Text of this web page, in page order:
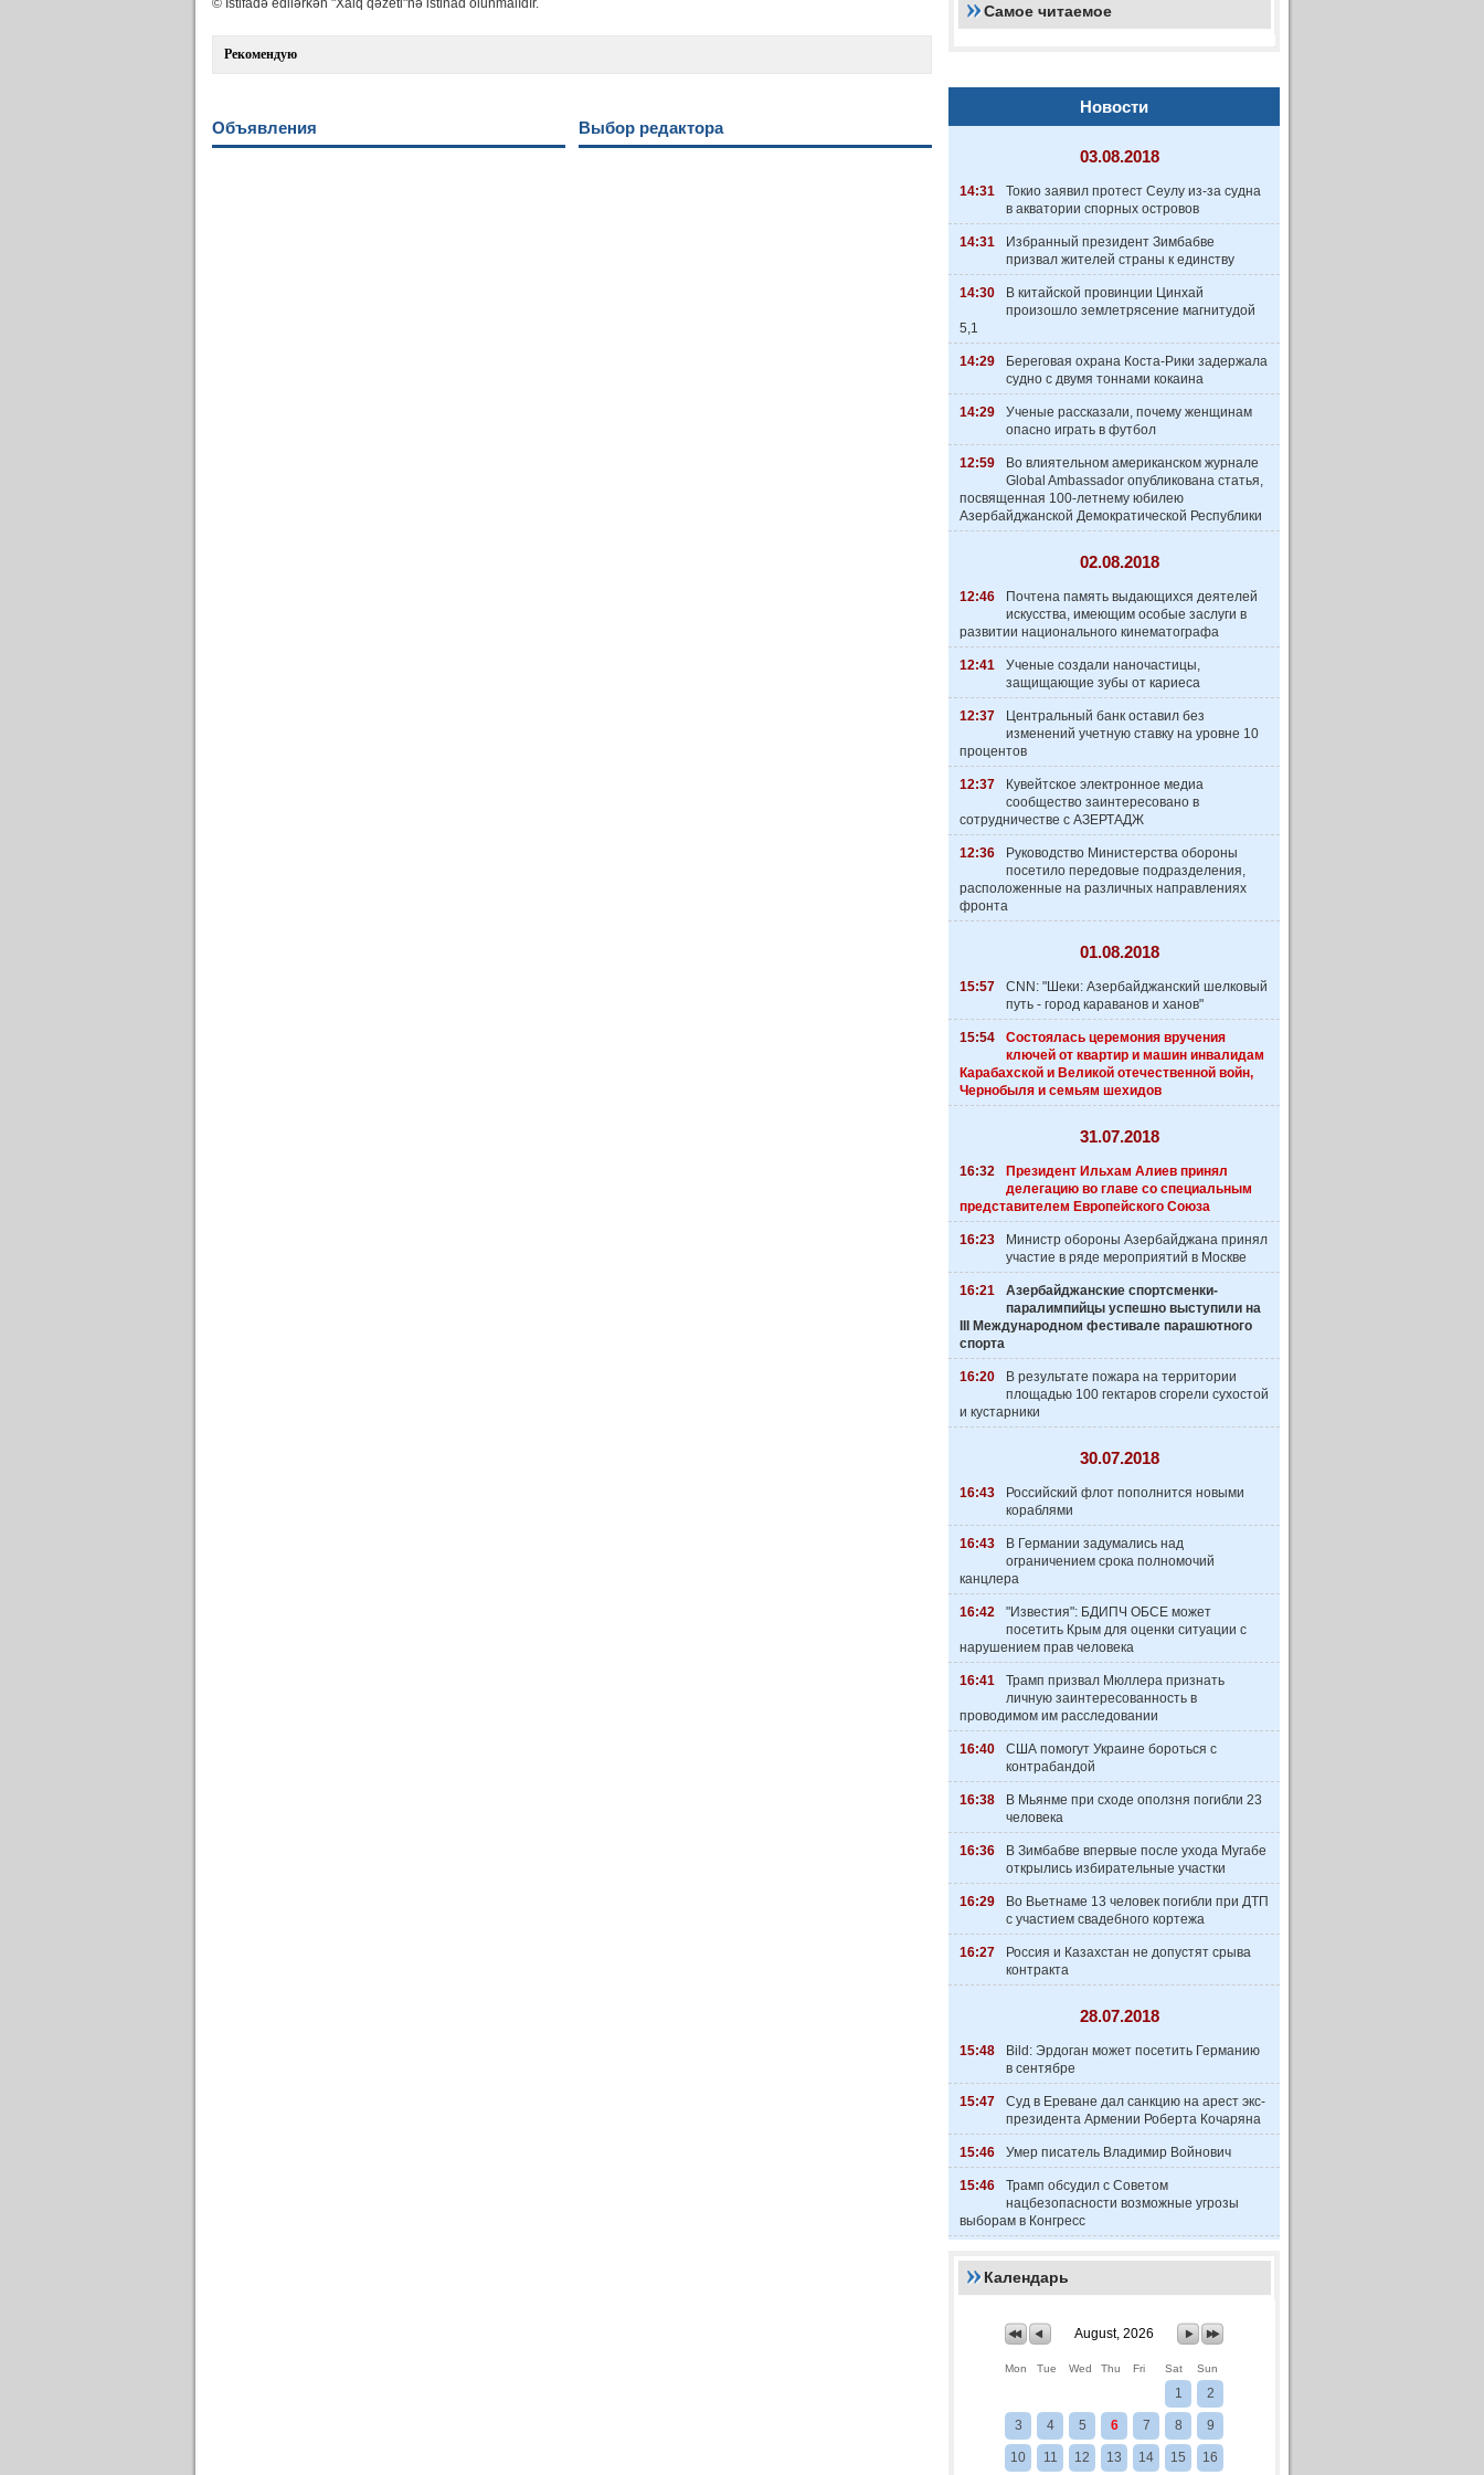
© İstifadə edilərkən "Xalq qəzeti"nə istinad olunmalıdır.
Рекомендую
Объявления Выбор редактора
Самое читаемое
Новости
03.08.2018
14:31
Токио заявил протест Сеулу из-за судна
в акватории спорных островов
14:31
Избранный президент Зимбабве
призвал жителей страны к единству
14:30
В китайской провинции Цинхай
произошло землетрясение магнитудой
5,1
14:29
Береговая охрана Коста-Рики задержала
судно с двумя тоннами кокаина
14:29
Ученые рассказали, почему женщинам
опасно играть в футбол
12:59
Во влиятельном американском журнале
Global Ambassador опубликована статья,
посвященная 100-летнему юбилею
Азербайджанской Демократической Республики
02.08.2018
12:46
Почтена память выдающихся деятелей
искусства, имеющим особые заслуги в
развитии национального кинематографа
12:41
Ученые создали наночастицы,
защищающие зубы от кариеса
12:37
Центральный банк оставил без
изменений учетную ставку на уровне 10
процентов
12:37
Кувейтское электронное медиа
сообщество заинтеpесовано в
сотрудничестве с АЗЕРТАДЖ
12:36
Руководство Министерства обороны
посетило передовые подразделения,
расположенные на различных направлениях
фронта
01.08.2018
15:57
CNN: "Шеки: Азербайджанский шелковый
путь - город караванов и ханов"
15:54
Состоялась церемония вручения
ключей от квартир и машин инвалидам
Карабахской и Великой отечественной войн,
Чернобыля и семьям шехидов
31.07.2018
16:32
Президент Ильхам Алиев принял
делегацию во главе со специальным
представителем Европейского Союза
16:23
Министр обороны Азербайджана принял
участие в ряде мероприятий в Москве
16:21
Азербайджанские спортсменки-
паралимпийцы успешно выступили на
III Международном фестивале парашютного
спорта
16:20
В результате пожара на территории
площадью 100 гектаров сгорели сухостой
и кустарники
30.07.2018
16:43
Российский флот пополнится новыми
кораблями
16:43
В Германии задумались над
ограничением срока полномочий
канцлера
16:42
"Известия": БДИПЧ ОБСЕ может
посетить Крым для оценки ситуации с
нарушением прав человека
16:41
Трамп призвал Мюллера признать
личную заинтересованность в
проводимом им расследовании
16:40
США помогут Украине бороться с
контрабандой
16:38
В Мьянме при сходе оползня погибли 23
человека
16:36
В Зимбабве впервые после ухода Мугабе
открылись избирательные участки
16:29
Во Вьетнаме 13 человек погибли при ДТП
с участием свадебного кортежа
16:27
Россия и Казахстан не допустят срыва
контракта
28.07.2018
15:48
Bild: Эрдоган может посетить Германию
в сентябре
15:47
Суд в Ереване дал санкцию на арест экс-
президента Армении Роберта Кочаряна
15:46 Умер писатель Владимир Войнович
15:46
Трамп обсудил с Советом
нацбезопасности возможные угрозы
выборам в Конгресс
Календарь
August, 2026
Mon Tue Wed Thu Fri Sat Sun
1 2
3 4 5 6 7 8 9
10 11 12 13 14 15 16